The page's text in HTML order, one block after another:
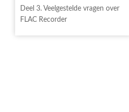
Deel 3. Veelgestelde vragen over
FLAC Recorder